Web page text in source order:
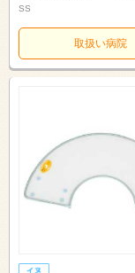
SS
取扱い病院